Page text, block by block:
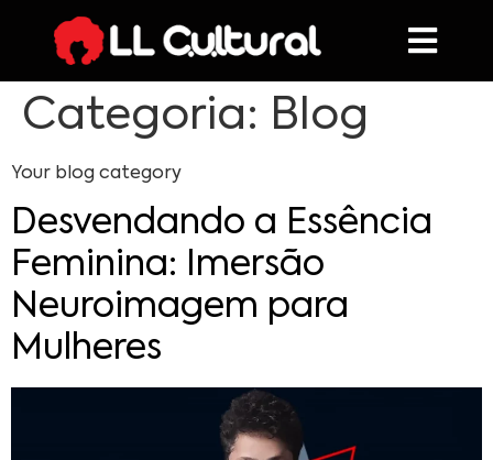
Categoria: Blog
Your blog category
Desvendando a Essência
Feminina: Imersão
Neuroimagem para
Mulheres